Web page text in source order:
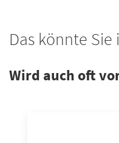
Das könnte
Wird auch oft